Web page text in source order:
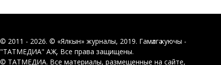
© 2011 - 2026. © «Ялкын» журналы, 2019. Гамәлгә куючы -
"ТАТМЕДИА" АҖ. Все права защищены.
© ТАТМЕДИА. Все материалы, размещенные на сайте,